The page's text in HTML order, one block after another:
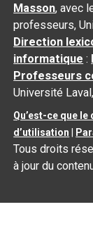
Masson, avec
professeurs,
Direction
informatique :
Professeurs
Université
Qu’est-ce que
d’utilisation
Tous droits
à jour du